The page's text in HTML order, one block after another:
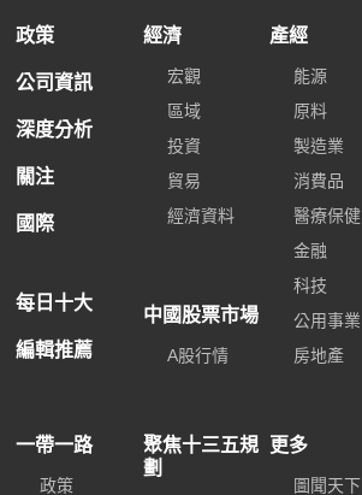
政策
公司資訊
深度分析
關注
國際
每日十大
編輯推薦
經濟
宏觀
區域
投資
貿易
經濟資料
中國股票市場
A股行情
產經
能源
原料
製造業
消費品
醫療保健
金融
科技
公用事業
房地產
一帶一路
政策
聚焦十三五規
劃
更多
圖聞天下